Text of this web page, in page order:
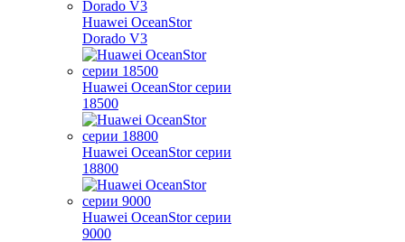
Huawei OceanStor
Dorado V3
Huawei OceanStor серии
18500
Huawei OceanStor серии
18800
Huawei OceanStor серии
9000